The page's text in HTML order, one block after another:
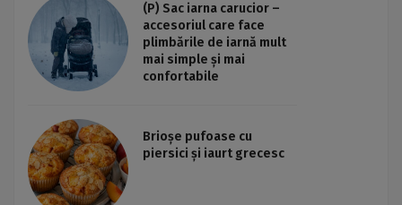
(P) Sac iarna carucior –
accesoriul care face
plimbările de iarnă mult
mai simple și mai
confortabile
Brioșe pufoase cu
piersici și iaurt grecesc